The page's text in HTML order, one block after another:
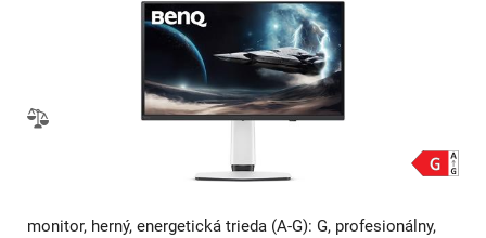
monitor, herný, energetická trieda (A-G): G, profesionálny,